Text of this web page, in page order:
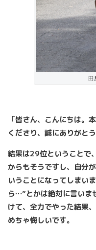
田
「皆さん、こんにちは。
くださり、誠にありがと
結果は29位ということで
からもそうですし、自分
いうことになってしまい
ら…”とかは絶対に言いま
けて、全力でやった結果
めちゃ悔しいです。